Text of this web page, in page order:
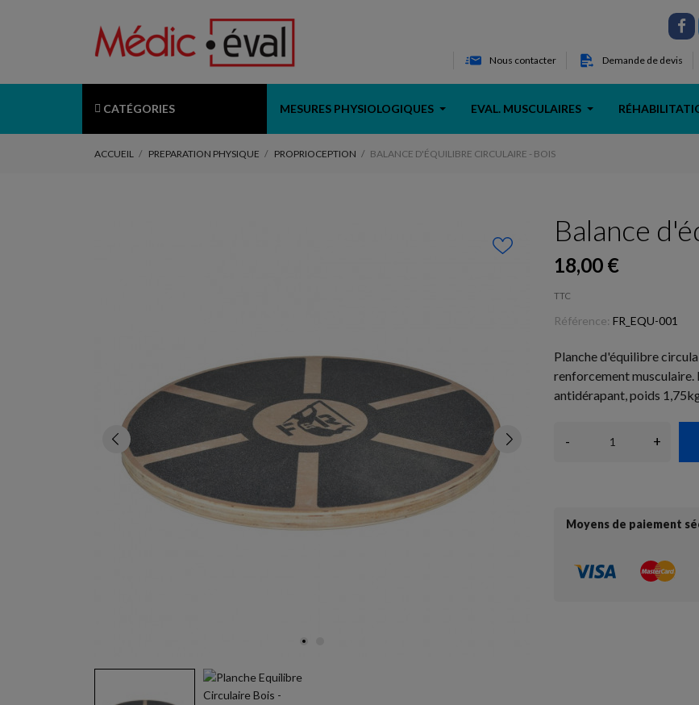
Nous contacter Demande de devis
CATÉGORIES MESURES PHYSIOLOGIQUES EVAL. MUSCULAIRES
ACCUEIL PREPARATION PHYSIQUE PROPRIOCEPTION BALANCE D'ÉQUILIBRE CIRCULAIRE - BOIS
Balance
18,00 €
TTC
Référence: FR_EQU-001
Planche d'équilibre
renforcement musculaire.
antidérapant, poids
- +
Moyens de paiement